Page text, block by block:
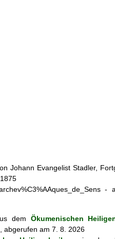
Johann Evangelist Stadler,
-
dem Ökumenischen
, abgerufen am 7. 8. 2026